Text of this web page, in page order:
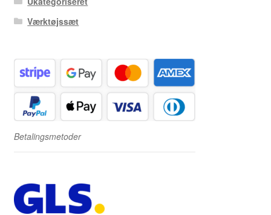
Værktøjssæt
Betalingsmetoder